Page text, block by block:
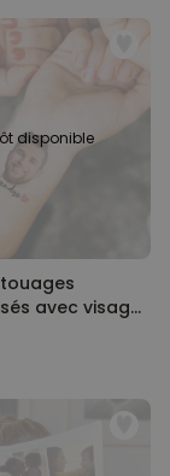
disponible
avec visage